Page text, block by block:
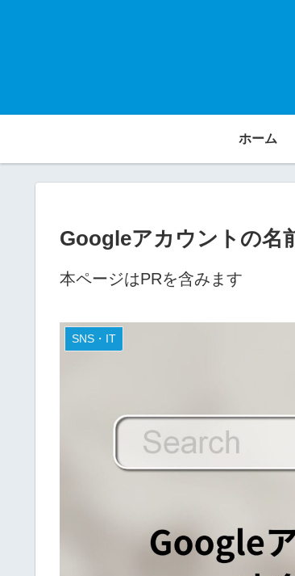
ホーム
Googleアカウントの名
本ページはPRを含みます
SNS・IT